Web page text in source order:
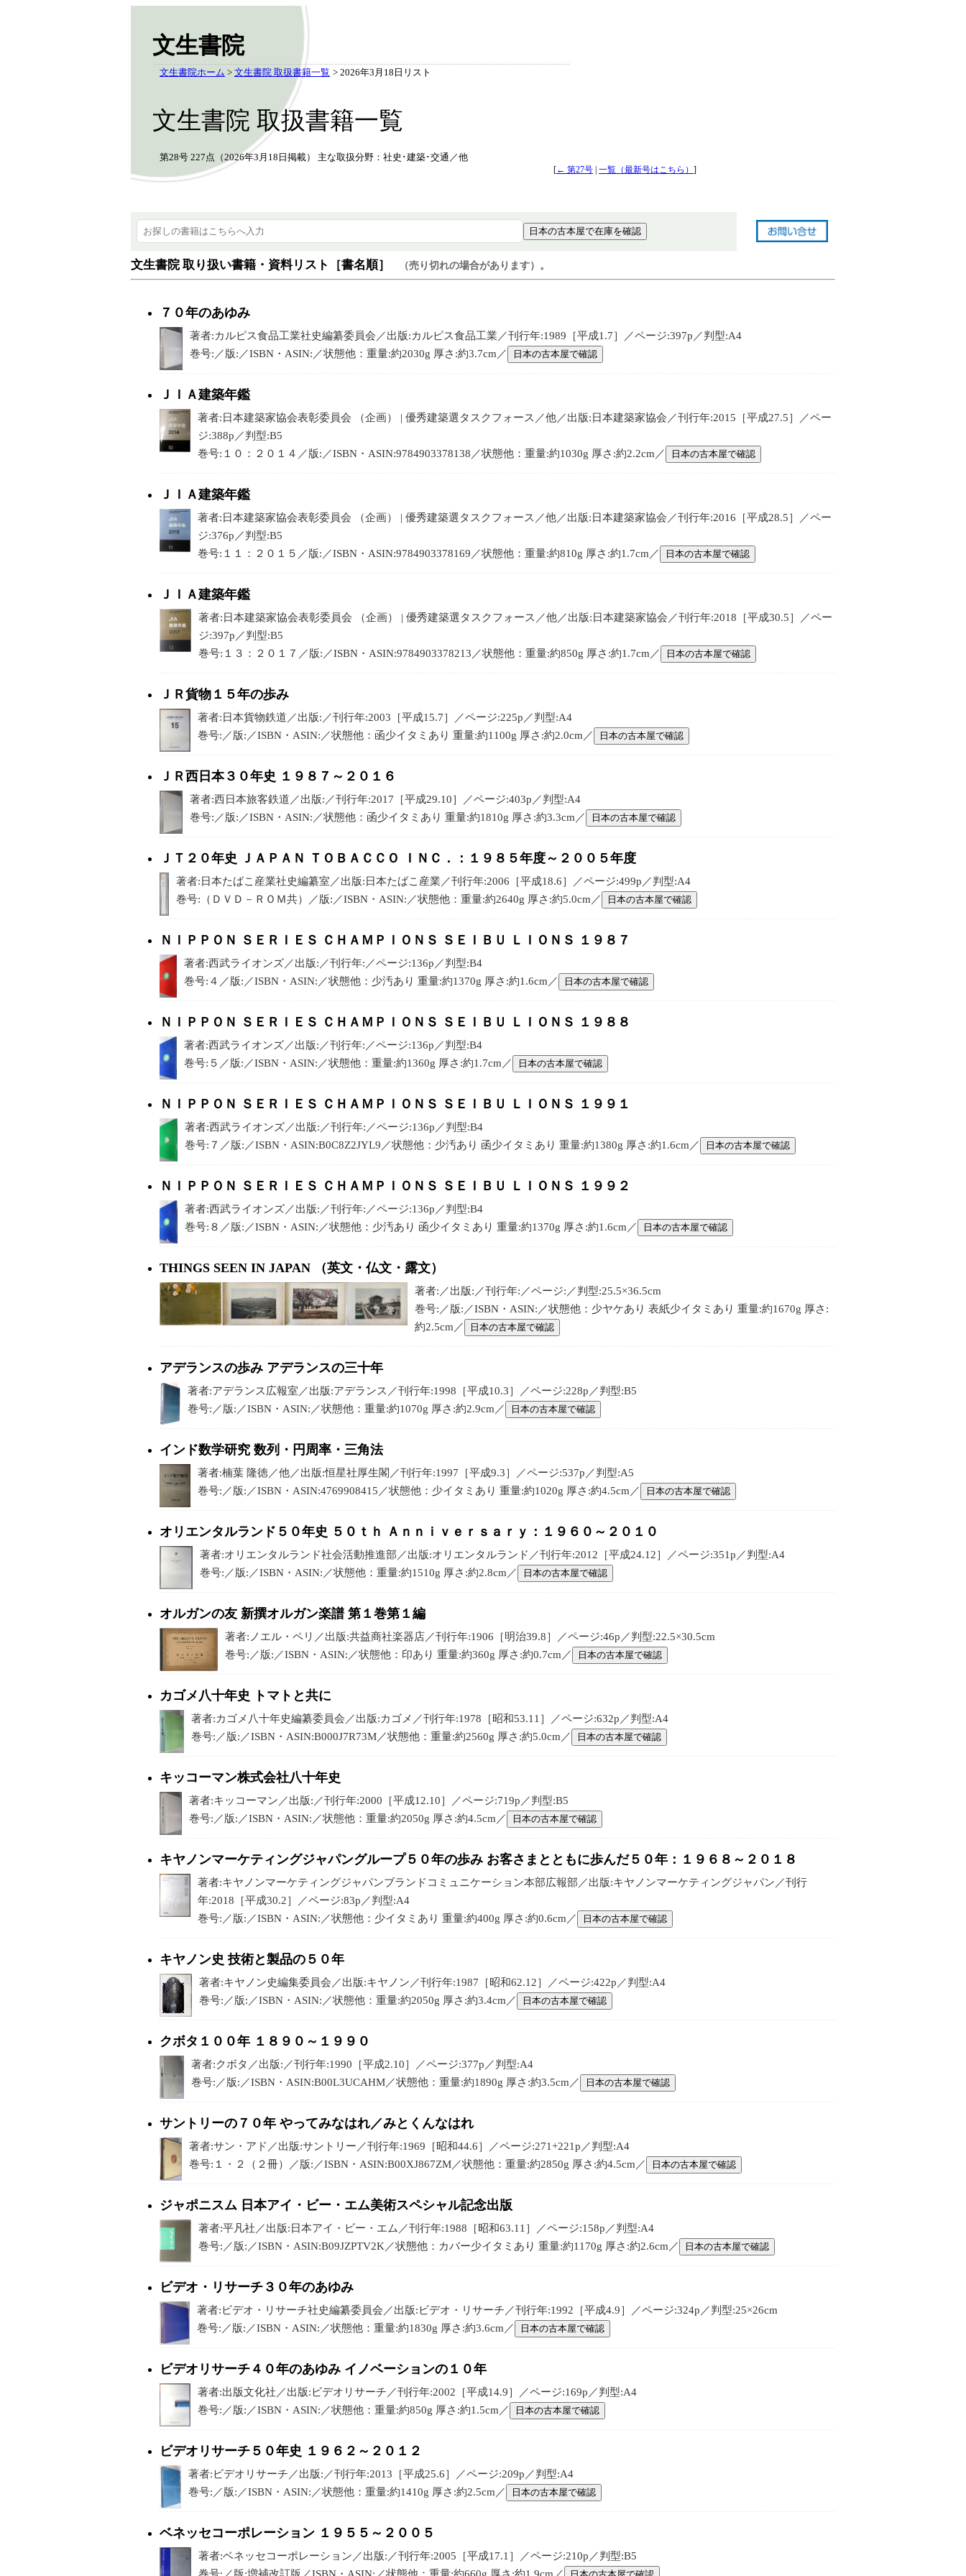
文生書院
文生書院 取扱書籍一覧
文生書院ホーム > 文生書院 取扱書籍一覧 > 2026年3月18日リスト
第28号 227点（2026年3月18日掲載） 主な取扱分野：社史･建築･交通／他
[← 第27号 一覧（最新号はこちら） ]
日本の古本屋で在庫を確認
文生書院 取り扱い書籍・資料リスト［書名順］ （売り切れの場合があります）。
７０年のあゆみ
著者:カルピス食品工業社史編纂委員会／出版:カルピス食品工業／刊行年:1989［平成1.7］／ページ:397p／判型:A4
巻号:／版:／ISBN・ASIN:／状態他：重量:約2030g 厚さ:約3.7cm／
日本の古本屋で確認
ＪＩＡ建築年鑑
著者:日本建築家協会表彰委員会 （企画） | 優秀建築選タスクフォース／他／出版:日本建築家協会／刊行年:2015［平成27.5］／ペー
ジ:388p／判型:B5
巻号:１０：２０１４／版:／ISBN・ASIN:9784903378138／状態他：重量:約1030g 厚さ:約2.2cm／
日本の古本屋で確認
ＪＩＡ建築年鑑
著者:日本建築家協会表彰委員会 （企画） | 優秀建築選タスクフォース／他／出版:日本建築家協会／刊行年:2016［平成28.5］／ペー
ジ:376p／判型:B5
巻号:１１：２０１５／版:／ISBN・ASIN:9784903378169／状態他：重量:約810g 厚さ:約1.7cm／
日本の古本屋で確認
ＪＩＡ建築年鑑
著者:日本建築家協会表彰委員会 （企画） | 優秀建築選タスクフォース／他／出版:日本建築家協会／刊行年:2018［平成30.5］／ペー
ジ:397p／判型:B5
巻号:１３：２０１７／版:／ISBN・ASIN:9784903378213／状態他：重量:約850g 厚さ:約1.7cm／
日本の古本屋で確認
ＪＲ貨物１５年の歩み
著者:日本貨物鉄道／出版:／刊行年:2003［平成15.7］／ページ:225p／判型:A4
巻号:／版:／ISBN・ASIN:／状態他：函少イタミあり 重量:約1100g 厚さ:約2.0cm／
日本の古本屋で確認
ＪＲ西日本３０年史 １９８７～２０１６
著者:西日本旅客鉄道／出版:／刊行年:2017［平成29.10］／ページ:403p／判型:A4
巻号:／版:／ISBN・ASIN:／状態他：函少イタミあり 重量:約1810g 厚さ:約3.3cm／
日本の古本屋で確認
ＪＴ２０年史 ＪＡＰＡＮ ＴＯＢＡＣＣＯ ＩＮＣ．：１９８５年度～２００５年度
著者:日本たばこ産業社史編纂室／出版:日本たばこ産業／刊行年:2006［平成18.6］／ページ:499p／判型:A4
巻号:（ＤＶＤ－ＲＯＭ共）／版:／ISBN・ASIN:／状態他：重量:約2640g 厚さ:約5.0cm／
日本の古本屋で確認
ＮＩＰＰＯＮ ＳＥＲＩＥＳ ＣＨＡＭＰＩＯＮＳ ＳＥＩＢＵ ＬＩＯＮＳ １９８７
著者:西武ライオンズ／出版:／刊行年:／ページ:136p／判型:B4
巻号:４／版:／ISBN・ASIN:／状態他：少汚あり 重量:約1370g 厚さ:約1.6cm／
日本の古本屋で確認
ＮＩＰＰＯＮ ＳＥＲＩＥＳ ＣＨＡＭＰＩＯＮＳ ＳＥＩＢＵ ＬＩＯＮＳ １９８８
著者:西武ライオンズ／出版:／刊行年:／ページ:136p／判型:B4
巻号:５／版:／ISBN・ASIN:／状態他：重量:約1360g 厚さ:約1.7cm／
日本の古本屋で確認
ＮＩＰＰＯＮ ＳＥＲＩＥＳ ＣＨＡＭＰＩＯＮＳ ＳＥＩＢＵ ＬＩＯＮＳ １９９１
著者:西武ライオンズ／出版:／刊行年:／ページ:136p／判型:B4
巻号:７／版:／ISBN・ASIN:B0C8Z2JYL9／状態他：少汚あり 函少イタミあり 重量:約1380g 厚さ:約1.6cm／
日本の古本屋で確認
ＮＩＰＰＯＮ ＳＥＲＩＥＳ ＣＨＡＭＰＩＯＮＳ ＳＥＩＢＵ ＬＩＯＮＳ １９９２
著者:西武ライオンズ／出版:／刊行年:／ページ:136p／判型:B4
巻号:８／版:／ISBN・ASIN:／状態他：少汚あり 函少イタミあり 重量:約1370g 厚さ:約1.6cm／
日本の古本屋で確認
THINGS SEEN IN JAPAN （英文・仏文・露文）
著者:／出版:／刊行年:／ページ:／判型:25.5×36.5cm
巻号:／版:／ISBN・ASIN:／状態他：少ヤケあり 表紙少イタミあり 重量:約1670g 厚さ:
約2.5cm／
日本の古本屋で確認
アデランスの歩み アデランスの三十年
著者:アデランス広報室／出版:アデランス／刊行年:1998［平成10.3］／ページ:228p／判型:B5
巻号:／版:／ISBN・ASIN:／状態他：重量:約1070g 厚さ:約2.9cm／
日本の古本屋で確認
インド数学研究 数列・円周率・三角法
著者:楠葉 隆徳／他／出版:恒星社厚生閣／刊行年:1997［平成9.3］／ページ:537p／判型:A5
巻号:／版:／ISBN・ASIN:4769908415／状態他：少イタミあり 重量:約1020g 厚さ:約4.5cm／
日本の古本屋で確認
オリエンタルランド５０年史 ５０ｔｈ Ａｎｎｉｖｅｒｓａｒｙ：１９６０～２０１０
著者:オリエンタルランド社会活動推進部／出版:オリエンタルランド／刊行年:2012［平成24.12］／ページ:351p／判型:A4
巻号:／版:／ISBN・ASIN:／状態他：重量:約1510g 厚さ:約2.8cm／
日本の古本屋で確認
オルガンの友 新撰オルガン楽譜 第１巻第１編
著者:ノエル・ペリ／出版:共益商社楽器店／刊行年:1906［明治39.8］／ページ:46p／判型:22.5×30.5cm
巻号:／版:／ISBN・ASIN:／状態他：印あり 重量:約360g 厚さ:約0.7cm／
日本の古本屋で確認
カゴメ八十年史 トマトと共に
著者:カゴメ八十年史編纂委員会／出版:カゴメ／刊行年:1978［昭和53.11］／ページ:632p／判型:A4
巻号:／版:／ISBN・ASIN:B000J7R73M／状態他：重量:約2560g 厚さ:約5.0cm／
日本の古本屋で確認
キッコーマン株式会社八十年史
著者:キッコーマン／出版:／刊行年:2000［平成12.10］／ページ:719p／判型:B5
巻号:／版:／ISBN・ASIN:／状態他：重量:約2050g 厚さ:約4.5cm／
日本の古本屋で確認
キヤノンマーケティングジャパングループ５０年の歩み お客さまとともに歩んだ５０年：１９６８～２０１８
著者:キヤノンマーケティングジャパンブランドコミュニケーション本部広報部／出版:キヤノンマーケティングジャパン／刊行
年:2018［平成30.2］／ページ:83p／判型:A4
巻号:／版:／ISBN・ASIN:／状態他：少イタミあり 重量:約400g 厚さ:約0.6cm／
日本の古本屋で確認
キヤノン史 技術と製品の５０年
著者:キヤノン史編集委員会／出版:キヤノン／刊行年:1987［昭和62.12］／ページ:422p／判型:A4
巻号:／版:／ISBN・ASIN:／状態他：重量:約2050g 厚さ:約3.4cm／
日本の古本屋で確認
クボタ１００年 １８９０～１９９０
著者:クボタ／出版:／刊行年:1990［平成2.10］／ページ:377p／判型:A4
巻号:／版:／ISBN・ASIN:B00L3UCAHM／状態他：重量:約1890g 厚さ:約3.5cm／
日本の古本屋で確認
サントリーの７０年 やってみなはれ／みとくんなはれ
著者:サン・アド／出版:サントリー／刊行年:1969［昭和44.6］／ページ:271+221p／判型:A4
巻号:１・２（２冊）／版:／ISBN・ASIN:B00XJ867ZM／状態他：重量:約2850g 厚さ:約4.5cm／
日本の古本屋で確認
ジャポニスム 日本アイ・ビー・エム美術スペシャル記念出版
著者:平凡社／出版:日本アイ・ビー・エム／刊行年:1988［昭和63.11］／ページ:158p／判型:A4
巻号:／版:／ISBN・ASIN:B09JZPTV2K／状態他：カバー少イタミあり 重量:約1170g 厚さ:約2.6cm／
日本の古本屋で確認
ビデオ・リサーチ３０年のあゆみ
著者:ビデオ・リサーチ社史編纂委員会／出版:ビデオ・リサーチ／刊行年:1992［平成4.9］／ページ:324p／判型:25×26cm
巻号:／版:／ISBN・ASIN:／状態他：重量:約1830g 厚さ:約3.6cm／
日本の古本屋で確認
ビデオリサーチ４０年のあゆみ イノベーションの１０年
著者:出版文化社／出版:ビデオリサーチ／刊行年:2002［平成14.9］／ページ:169p／判型:A4
巻号:／版:／ISBN・ASIN:／状態他：重量:約850g 厚さ:約1.5cm／
日本の古本屋で確認
ビデオリサーチ５０年史 １９６２～２０１２
著者:ビデオリサーチ／出版:／刊行年:2013［平成25.6］／ページ:209p／判型:A4
巻号:／版:／ISBN・ASIN:／状態他：重量:約1410g 厚さ:約2.5cm／
日本の古本屋で確認
ベネッセコーポレーション １９５５～２００５
著者:ベネッセコーポレーション／出版:／刊行年:2005［平成17.1］／ページ:210p／判型:B5